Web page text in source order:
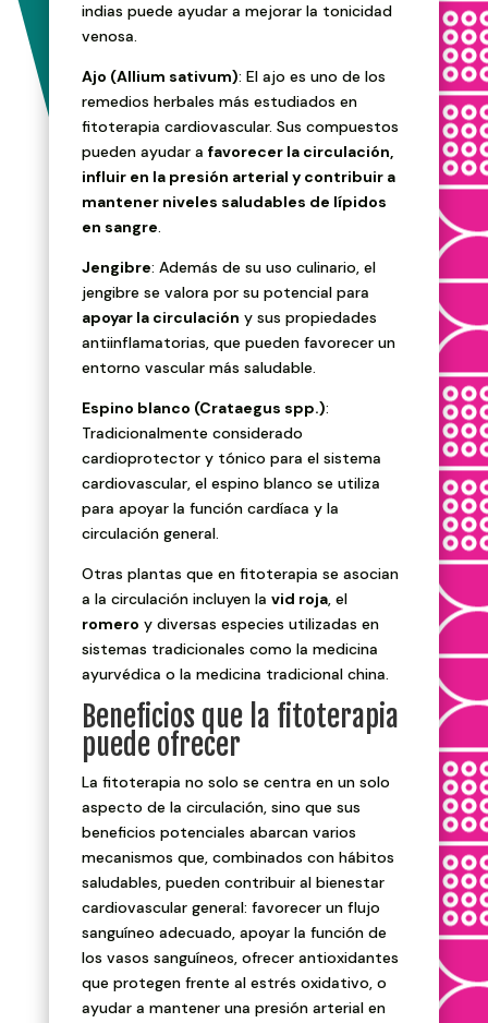
indias puede ayudar a mejorar la tonicidad
venosa.
Ajo (Allium sativum): El ajo es uno de los
remedios herbales más estudiados en
fitoterapia cardiovascular. Sus compuestos
pueden ayudar a favorecer la circulación,
influir en la presión arterial y contribuir a
mantener niveles saludables de lípidos
en sangre.
Jengibre: Además de su uso culinario, el
jengibre se valora por su potencial para
apoyar la circulación y sus propiedades
antiinflamatorias, que pueden favorecer un
entorno vascular más saludable.
Espino blanco (Crataegus spp.):
Tradicionalmente considerado
cardioprotector y tónico para el sistema
cardiovascular, el espino blanco se utiliza
para apoyar la función cardíaca y la
circulación general.
Otras plantas que en fitoterapia se asocian
a la circulación incluyen la vid roja, el
romero y diversas especies utilizadas en
sistemas tradicionales como la medicina
ayurvédica o la medicina tradicional china.
Beneficios que la fitoterapia
puede ofrecer
La fitoterapia no solo se centra en un solo
aspecto de la circulación, sino que sus
beneficios potenciales abarcan varios
mecanismos que, combinados con hábitos
saludables, pueden contribuir al bienestar
cardiovascular general: favorecer un flujo
sanguíneo adecuado, apoyar la función de
los vasos sanguíneos, ofrecer antioxidantes
que protegen frente al estrés oxidativo, o
ayudar a mantener una presión arterial en